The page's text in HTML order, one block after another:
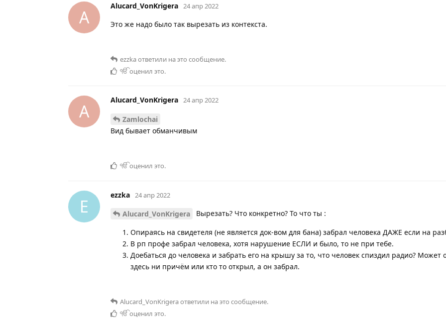
A
Alucard_VonKrigera 24 апр 2022
Это же надо было так вырезать из контекста.
ezzkaответили на это сообщение.
ੴоценил это.
A
Alucard_VonKrigera 24 апр 2022
Zamlochai
Вид бывает обманчивым
ੴоценил это.
E
ezzka 24 апр 2022
Alucard_VonKrigera Вырезать? Что конкретно? То что ты :
Опираясь на свидетеля (не является док-вом для бана) забрал человека ДАЖЕ если на
В рп профе забрал человека, хотя нарушение ЕСЛИ и было, то не при тебе.
Доебаться до человека и забрать его на крышу за то, что человек спиздил радио? Может
здесь ни причём или кто то открыл, а он забрал.
Alucard_VonKrigeraответили на это сообщение.
ੴоценил это.